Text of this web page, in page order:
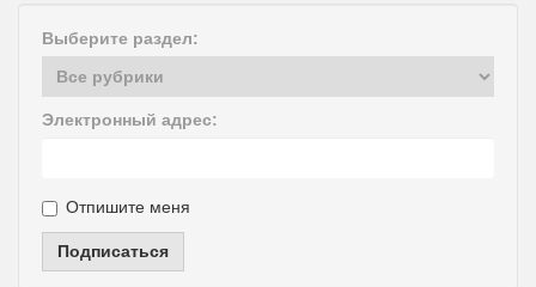
Выберите раздел:
Электронный адрес:
Отпишите меня
Подписаться